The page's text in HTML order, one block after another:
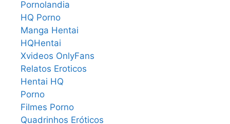
Pornolandia
HQ Porno
Manga Hentai
HQHentai
Xvideos OnlyFans
Relatos Eroticos
Hentai HQ
Porno
Filmes Porno
Quadrinhos Eróticos